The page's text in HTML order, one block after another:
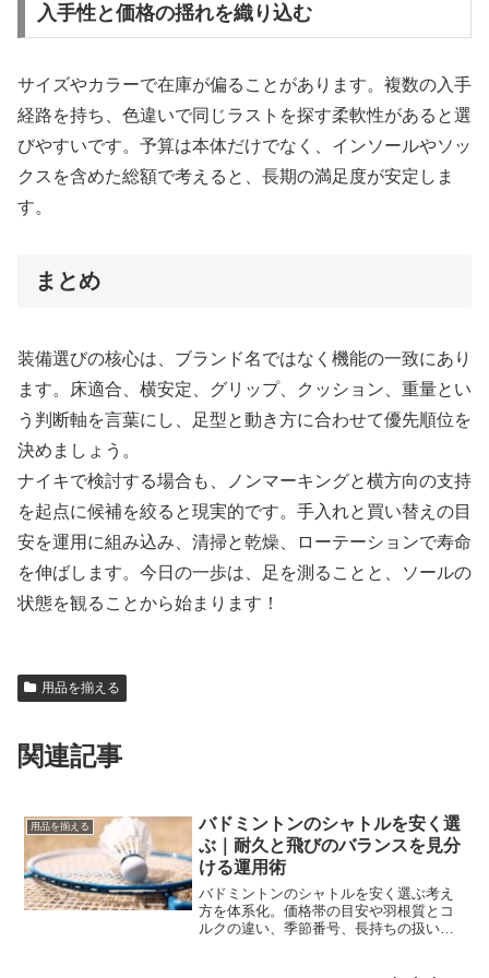
入手性と価格の揺れを織り込む
サイズやカラーで在庫が偏ることがあります。複数の入手
経路を持ち、色違いで同じラストを探す柔軟性があると選
びやすいです。予算は本体だけでなく、インソールやソッ
クスを含めた総額で考えると、長期の満足度が安定しま
す。
まとめ
装備選びの核心は、ブランド名ではなく機能の一致にあり
ます。床適合、横安定、グリップ、クッション、重量とい
う判断軸を言葉にし、足型と動き方に合わせて優先順位を
決めましょう。
ナイキで検討する場合も、ノンマーキングと横方向の支持
を起点に候補を絞ると現実的です。手入れと買い替えの目
安を運用に組み込み、清掃と乾燥、ローテーションで寿命
を伸ばします。今日の一歩は、足を測ることと、ソールの
状態を観ることから始まります！
用品を揃える
関連記事
用品を揃える
バドミントンのシャトルを安く選
ぶ｜耐久と飛びのバランスを見分
ける運用術
バドミントンのシャトルを安く選ぶ考え
方を体系化。価格帯の目安や羽根質とコ
ルクの違い、季節番号、長持ちの扱い